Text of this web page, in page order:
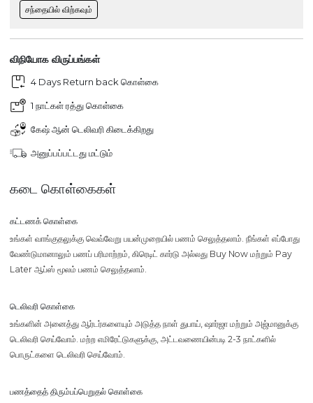
சந்தையில் விற்கவும்
விநியோக விருப்பங்கள்
4 Days Return back கொள்கை
1 நாட்கள் ரத்து கொள்கை
கேஷ் ஆன் டெலிவரி கிடைக்கிறது
அனுப்பப்பட்டது மட்டும்
கடை கொள்கைகள்
கட்டணக் கொள்கை
உங்கள் வாங்குதலுக்கு வெவ்வேறு பயன்முறையில் பணம் செலுத்தலாம். நீங்கள் எப்போது
வேண்டுமானாலும் பணப் பரிமாற்றம், கிரெடிட் கார்டு அல்லது Buy Now மற்றும் Pay
Later ஆப்ஸ் மூலம் பணம் செலுத்தலாம்.
டெலிவரி கொள்கை
உங்களின் அனைத்து ஆர்டர்களையும் அடுத்த நாள் துபாய், ஷார்ஜா மற்றும் அஜ்மானுக்கு
டெலிவரி செய்வோம். மற்ற எமிரேட்டுகளுக்கு, அட்டவணையின்படி 2-3 நாட்களில்
பொருட்களை டெலிவரி செய்வோம்.
பணத்தைத் திரும்பப்பெறுதல் கொள்கை